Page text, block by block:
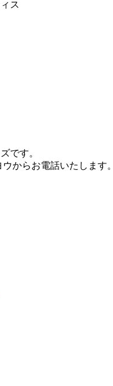
ス
です。
からお電話いたします。